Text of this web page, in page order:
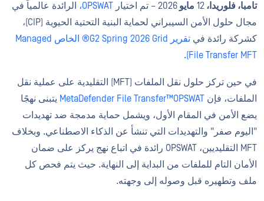
تامبا، فلوريدا، 12 مايو 2026 – تم اختيار OPSWAT،
الرائدة عالمياً في
مجال حلول الأمن السيبراني لحماية البنية التحتية الحيوية (CIP)،
كشركة رائدة في
تقرير G2 Spring 2026 Grid® الخاص Managed
File Transfer MFT)
.
في حين تركز حلول نقل الملفات (MFT) التقليدية على عملية نقل
الملفات، فإن MetaDefender File Transfer™OPSWAT يتبنى نهجًا
يضع الأمن في المقام الأول، ويشمل حماية مدمجة ضد تهديدات
"اليوم صفر" والتهديدات التي تنشأ عن الذكاء الاصطناعي. وبخلاف
MFT التقليديين، OPSWAT رائدة في اتباع نهج يركز على ضمان
الأمان التام للملفات من البداية إلى النهاية. حيث يتم فحص كل
ملف وتطهيره قبل وصوله إلى وجهته.